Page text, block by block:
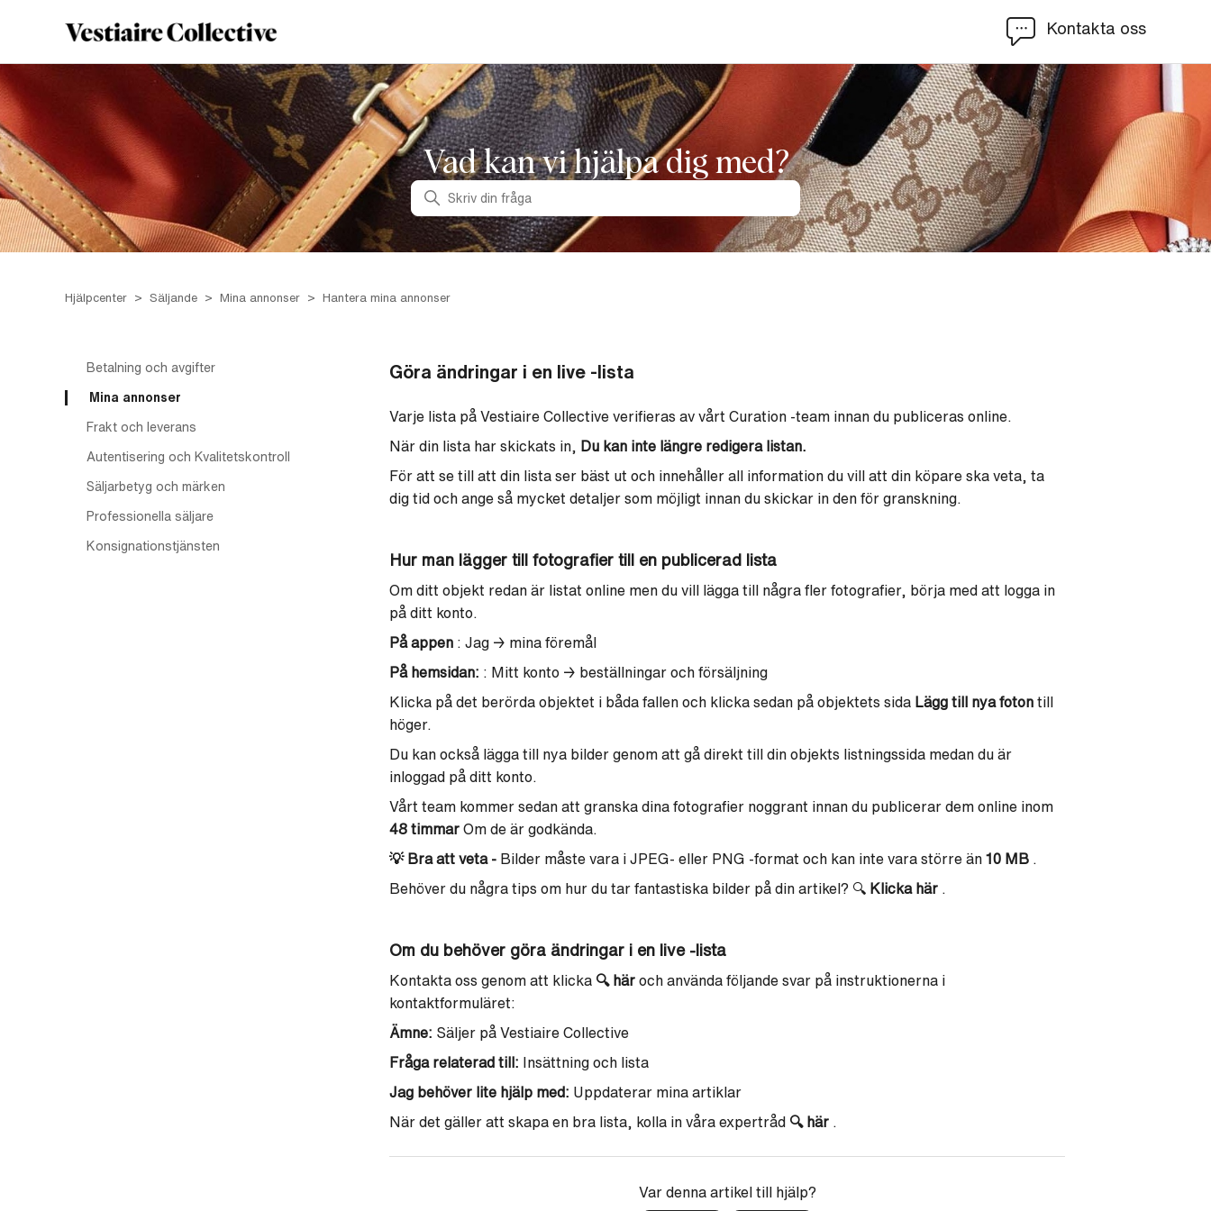
Kontakta oss
Vad kan vi hjälpa dig med?
Sök
Hjälpcenter Säljande Mina annonser Hantera mina annonser
Betalning och avgifter
Mina annonser
Frakt och leverans
Autentisering och Kvalitetskontroll
Säljarbetyg och märken
Professionella säljare
Konsignationstjänsten
Göra ändringar i en live -lista
Varje lista på Vestiaire Collective verifieras av vårt Curation -team innan du publiceras online.
När din lista har skickats in, Du kan inte längre redigera listan.
För att se till att din lista ser bäst ut och innehåller all information du vill att din köpare ska veta, ta
dig tid och ange så mycket detaljer som möjligt innan du skickar in den för granskning.
Hur man lägger till fotografier till en publicerad lista
Om ditt objekt redan är listat online men du vill lägga till några fler fotografier, börja med att logga in
på ditt konto.
På appen : Jag → mina föremål
På hemsidan: : Mitt konto → beställningar och försäljning
Klicka på det berörda objektet i båda fallen och klicka sedan på objektets sida Lägg till nya foton till
höger.
Du kan också lägga till nya bilder genom att gå direkt till din objekts listningssida medan du är
inloggad på ditt konto.
Vårt team kommer sedan att granska dina fotografier noggrant innan du publicerar dem online inom
48 timmar Om de är godkända.
💡Bra att veta - Bilder måste vara i JPEG- eller PNG -format och kan inte vara större än 10 MB
Behöver du några tips om hur du tar fantastiska bilder på din artikel? 🔍 Klicka här
Om du behöver göra ändringar i en live -lista
Kontakta oss genom att klicka 🔍 här och använda följande svar på instruktionerna i
kontaktformuläret:
Ämne: Säljer på Vestiaire Collective
Fråga relaterad till: Insättning och lista
Jag behöver lite hjälp med: Uppdaterar mina artiklar
När det gäller att skapa en bra lista, kolla in våra expertråd 🔍 här
Var denna artikel till hjälp?